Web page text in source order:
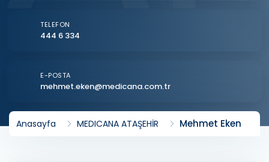
TELEFON
444 6 334
E-POSTA
mehmet.eken@medicana.com.tr
Anasayfa MEDICANA ATAŞEHİR Mehmet Eken